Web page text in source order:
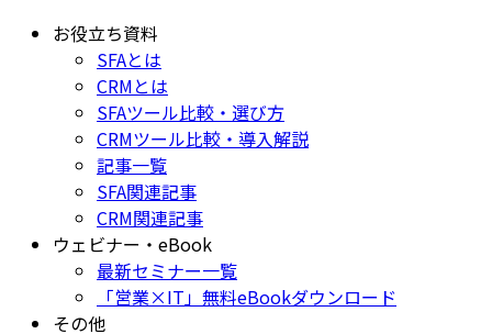
お役立ち資料
SFAとは
CRMとは
SFAツール比較・選び方
CRMツール比較・導入解説
記事一覧
SFA関連記事
CRM関連記事
ウェビナー・eBook
最新セミナー一覧
「営業×IT」無料eBookダウンロード
その他